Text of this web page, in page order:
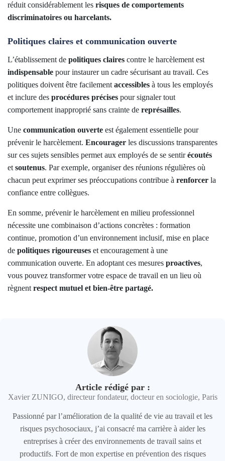
réduit considérablement les risques de comportements
discriminatoires ou harcelants.
Politiques claires et communication ouverte
L’établissement de politiques claires contre le harcèlement est
indispensable pour instaurer un cadre sécurisant au travail. Ces
politiques doivent être facilement accessibles à tous les employés
et inclure des procédures précises pour signaler tout
comportement inapproprié sans crainte de représailles.
Une communication ouverte est également essentielle pour
prévenir le harcèlement. Encourager les discussions transparentes
sur ces sujets sensibles permet aux employés de se sentirécoutés
et soutenus. Par exemple, organiser des réunions régulières où
chacun peut exprimer ses préoccupations contribue à renforcer la
confiance entre collègues.
En somme, prévenir le harcèlement en milieu professionnel
nécessite une combinaison d’actions concrètes : formation
continue, promotion d’un environnement inclusif, mise en place
de politiques rigoureuses et encouragement à une
communication ouverte. En adoptant ces mesures proactives,
vous pouvez transformer votre espace de travail en un lieu où
règnent respect mutuel et bien-être partagé.
Article rédigé par :
Xavier ZUNIGO, directeur fondateur, docteur en sociologie, Paris
Passionné par l’amélioration de la qualité de vie au travail et les
risques psychosociaux, j’ai consacré ma carrière à aider les
entreprises à créer des environnements de travail sains et
productifs. Fort de mon expertise en prévention des risques